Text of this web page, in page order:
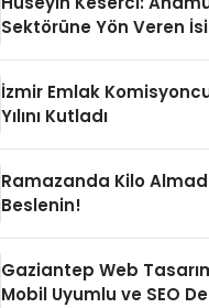
Sektörüne Yön Veren
İzmir Emlak
Yılını Kutladı
Ramazanda Kilo
Beslenin!
Gaziantep Web
Mobil Uyumlu ve SEO